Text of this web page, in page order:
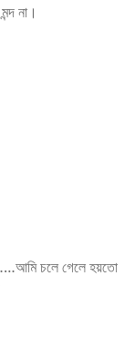
না।
চলে গেলে হয়তো